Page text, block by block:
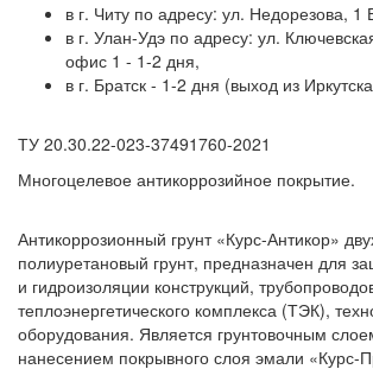
в г. Читу по адресу: ул. Недорезова, 1
в г. Улан-Удэ по адресу: ул.
офис 1 - 1-2 дня,
в г. Братск - 1-2 дня (выход из
ТУ 20.30.22-023-37491760-2021
Многоцелевое антикоррозийное покрытие.
Антикоррозионный грунт «Курс-Антикор»
полиуретановый грунт, предназначен для
и гидроизоляции конструкций,
теплоэнергетического комплекса (ТЭК),
оборудования. Является грунтовочным
нанесением покрывного слоя эмали «Курс-